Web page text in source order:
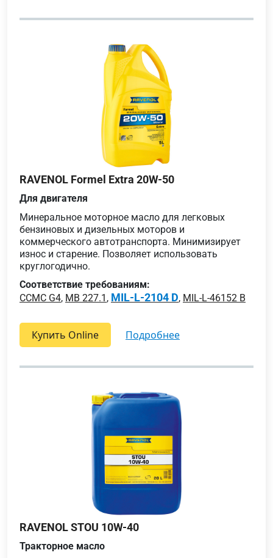
RAVENOL Formel Extra 20W-50
Для двигателя
Минеральное моторное масло для легковых
бензиновых и дизельных моторов и
коммерческого автотранспорта. Минимизирует
износ и старение. Позволяет использовать
круглогодично.
Соответствие требованиям:
CCMC G4, MB 227.1 , MIL-L-2104 D, MIL-L-46152 B
Купить Online подробнее
RAVENOL STOU 10W-40
Тракторное масло